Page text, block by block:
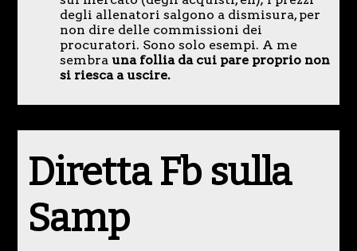
degli allenatori salgono a dismisura, per
non dire delle commissioni dei
procuratori. Sono solo esempi. A me
sembra una follia da cui pare proprio non
si riesca a uscire.
Diretta Fb sulla
Samp